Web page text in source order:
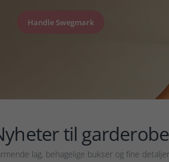
Handle Swegmark
til
lag, behagelige bukser og fine